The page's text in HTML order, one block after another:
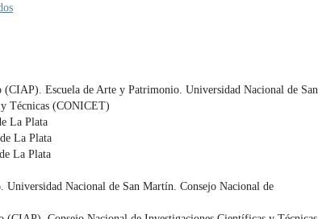
(CIAP). Escuela de Arte y Patrimonio. Universidad Nacional de San
Técnicas (CONICET)
La Plata
La Plata
La Plata
Universidad Nacional de San Martín. Consejo Nacional de